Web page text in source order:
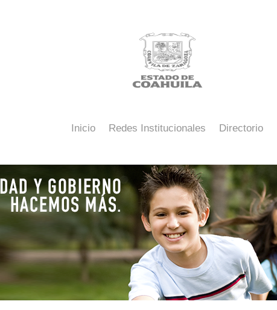
Inicio Redes Institucionales Directorio